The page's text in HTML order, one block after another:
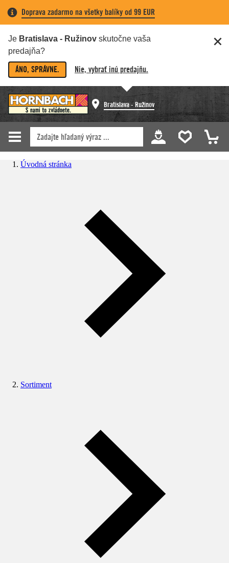
Doprava zadarmo na všetky balíky od 99 EUR
Je Bratislava - Ružinov skutočne vaša
predajňa?
ÁNO, SPRÁVNE. Nie, vybrať inú predajňu.
Bratislava - Ružinov
Úvodná stránka
Sortiment